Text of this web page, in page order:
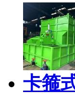
卡箍